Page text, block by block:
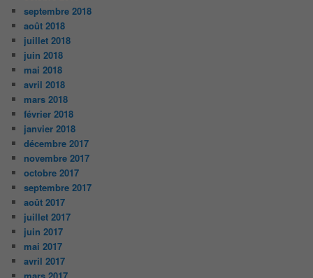
septembre 2018
août 2018
juillet 2018
juin 2018
mai 2018
avril 2018
mars 2018
février 2018
janvier 2018
décembre 2017
novembre 2017
octobre 2017
septembre 2017
août 2017
juillet 2017
juin 2017
mai 2017
avril 2017
mars 2017